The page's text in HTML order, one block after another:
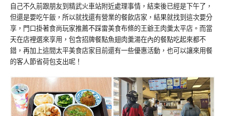
自己不久前跟朋友到精武火車站附近處理事情，結束後已經是下午了，
但還是要吃午飯，所以就找還有營業的餐飲店家，結果就找到這次要分
享，門口掛著食尚玩家推薦不踩雷美食布條的王爺王肉羹太平店。而當
天在店裡選來享用，包含招牌餐點魚翅肉羹湯在內的餐點吃起來都不
錯，再加上這間太平美食店家目前還有一些優惠活動，也可以讓來用餐
的客人節省荷包支出呢！